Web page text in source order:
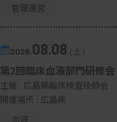
管理運営
2026. 08.08（土）
第2回臨床血液部門研修会
主催 : 広島県臨床検査技師会
開催場所 : 広島県
血液